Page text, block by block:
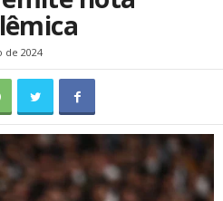
de 2024